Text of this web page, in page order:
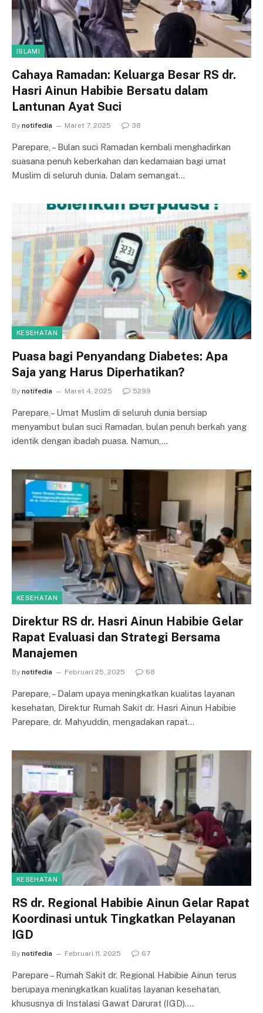
ISLAMI
Cahaya Ramadan: Keluarga Besar RS dr.
Hasri Ainun Habibie Bersatu dalam
Lantunan Ayat Suci
By notifedia Maret 7, 2025 38
Parepare, – Bulan suci Ramadan kembali menghadirkan
suasana penuh keberkahan dan kedamaian bagi umat
Muslim di seluruh dunia. Dalam semangat…
KESEHATAN
Puasa bagi Penyandang Diabetes: Apa
Saja yang Harus Diperhatikan?
By notifedia Maret 4, 2025 5299
Parepare,– Umat Muslim di seluruh dunia bersiap
menyambut bulan suci Ramadan, bulan penuh berkah yang
identik dengan ibadah puasa. Namun,…
KESEHATAN
Direktur RS dr. Hasri Ainun Habibie Gelar
Rapat Evaluasi dan Strategi Bersama
Manajemen
By notifedia Februari 25, 2025 68
Parepare, – Dalam upaya meningkatkan kualitas layanan
kesehatan, Direktur Rumah Sakit dr. Hasri Ainun Habibie
Parepare, dr. Mahyuddin, mengadakan rapat…
KESEHATAN
RS dr. Regional Habibie Ainun Gelar Rapat
Koordinasi untuk Tingkatkan Pelayanan
IGD
By notifedia Februari 11, 2025 67
Parepare – Rumah Sakit dr. Regional Habibie Ainun terus
berupaya meningkatkan kualitas layanan kesehatan,
khususnya di Instalasi Gawat Darurat (IGD).…